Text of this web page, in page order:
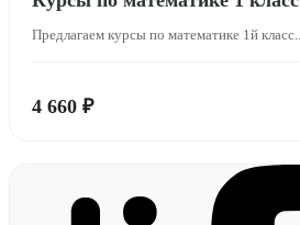
Предлагаем курсы по математике 1й класс...
4 660 ₽